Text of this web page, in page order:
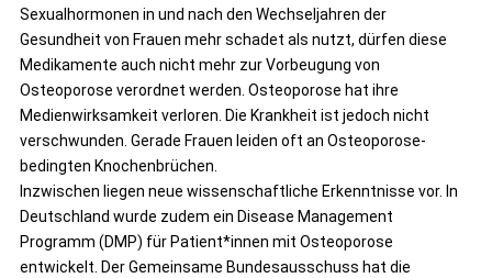
Sexualhormonen in und nach den Wechseljahren der
Gesundheit von Frauen mehr schadet als nutzt, dürfen diese
Medikamente auch nicht mehr zur Vorbeugung von
Osteoporose verordnet werden. Osteoporose hat ihre
Medienwirksamkeit verloren. Die Krankheit ist jedoch nicht
verschwunden. Gerade Frauen leiden oft an Osteoporose-
bedingten Knochenbrüchen.
Inzwischen liegen neue wissenschaftliche Erkenntnisse vor. In
Deutschland wurde zudem ein Disease Management
Programm (DMP) für Patient*innen mit Osteoporose
entwickelt. Der Gemeinsame Bundesausschuss hat die